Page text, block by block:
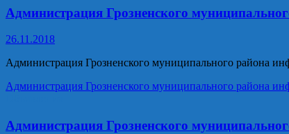
Администрация Грозненского
26.11.2018
Администрация Грозненского муниципального района
Администрация Грозненского муниципального района
Администрация Грозненского